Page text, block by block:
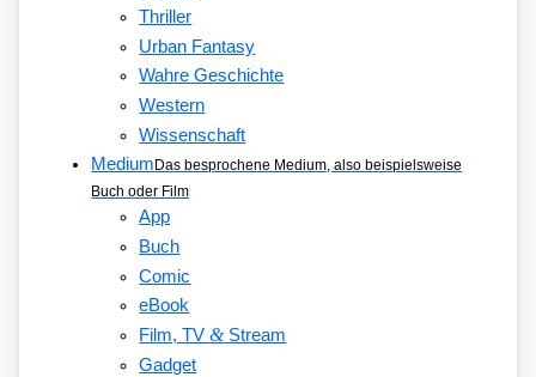
Thriller
Urban Fantasy
Wahre Geschichte
Western
Wissenschaft
Medium Das besprochene Medium, also beispielsweise
Buch oder Film
App
Buch
Comic
eBook
Film, TV&Stream
Gadget